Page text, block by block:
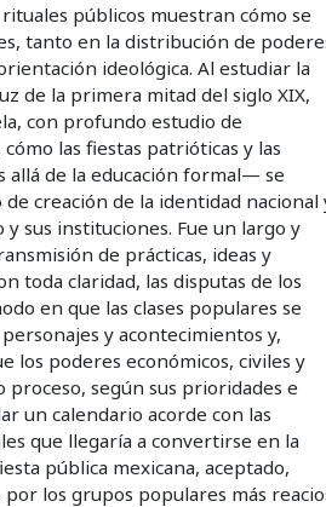
públicos muestran cómo se
tanto en la distribución de
ideológica. Al estudiar la
de la primera mitad del siglo XIX,
con profundo estudio de
las fiestas patrióticas y las
allá de la educación formal— se
creación de la identidad nacional
y sus instituciones. Fue un largo y
de prácticas, ideas y
toda claridad, las disputas de los
en que las clases populares se
y acontecimientos y,
los poderes económicos, civiles y
según sus prioridades e
un calendario acorde con las
que llegaría a convertirse en la
pública mexicana, aceptado,
por los grupos populares más